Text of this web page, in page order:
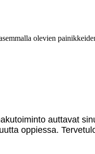
olevien
auttavat
oppiessa.